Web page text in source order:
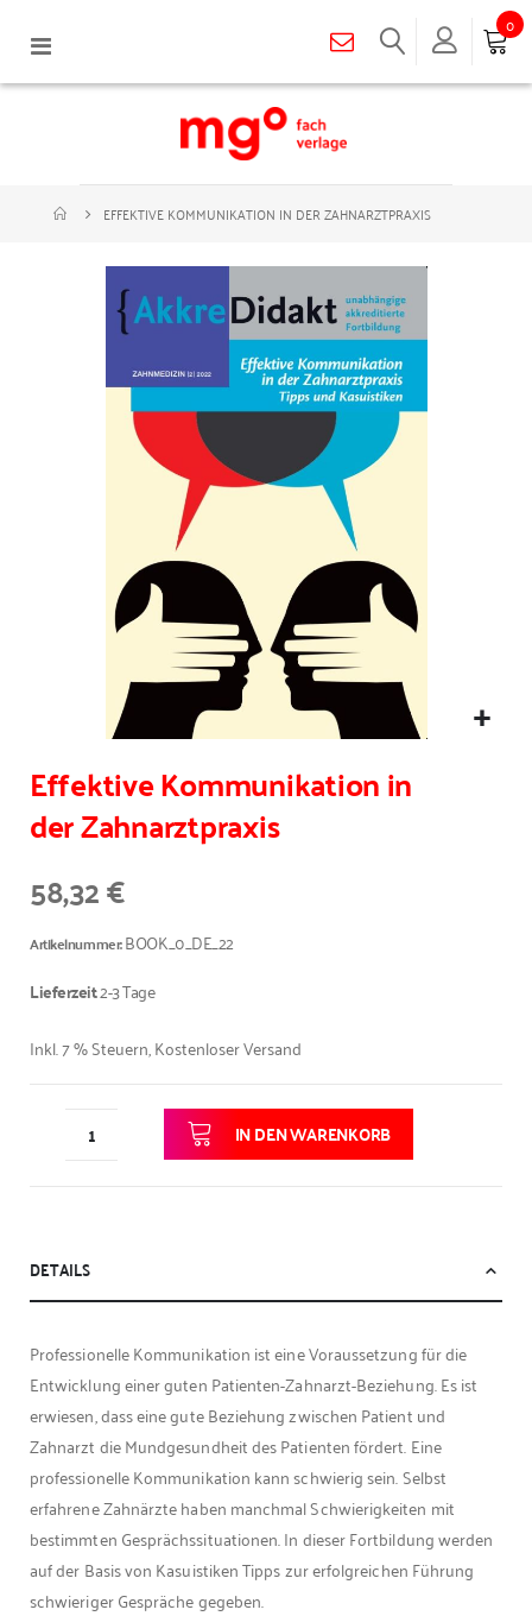
Navigation
0
EFFEKTIVE KOMMUNIKATION IN DER ZAHNARZTPRAXIS
Effektive Kommunikation in
der Zahnarztpraxis
58,32 €
Artikelnummer BOOK_0_DE_22
Lieferzeit2-3 Tage
Inkl. 7 % Steuern,Kostenloser Versand
IN DEN WARENKORB
DETAILS
Professionelle Kommunikation ist eine Voraussetzung für die
Entwicklung einer guten Patienten-Zahnarzt-Beziehung. Es ist
erwiesen, dass eine gute Beziehung zwischen Patient und
Zahnarzt die Mundgesundheit des Patienten fördert. Eine
professionelle Kommunikation kann schwierig sein. Selbst
erfahrene Zahnärzte haben manchmal Schwierigkeiten mit
bestimmten Gesprächssituationen. In dieser Fortbildung werden
auf der Basis von Kasuistiken Tipps zur erfolgreichen Führung
schwieriger Gespräche gegeben.